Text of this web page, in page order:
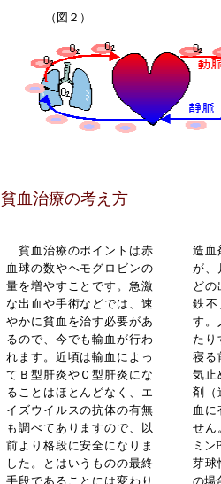
（図２）
貧血治療の考え方
貧血治療のポイントは赤
血球の数やヘモグロビンの
量を増やすことです。急激
な出血や手術などでは、速
やかに貧血を治す必要があ
るので、今でも輸血が行わ
れます。近頃は輸血によっ
てＢ型肝炎やＣ型肝炎にな
ることはほとんどなく、エ
イズウイルスの抗体の有無
も調べてありますので、以
前より格段に安全になりま
した。とはいうものの最終
手段であることには変わり
造血
が、
ど
鉄
す。
たり
寝る
気止
剤（
血に
せん
ミン
芽球
の場